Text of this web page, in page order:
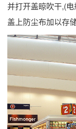
并打开盖晾吹干,(
盖上防尘布加以存储